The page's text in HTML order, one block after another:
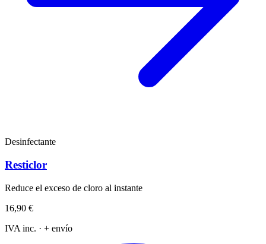
Desinfectante
Resticlor
Reduce el exceso de cloro al instante
16,90 €
IVA inc. · + envío